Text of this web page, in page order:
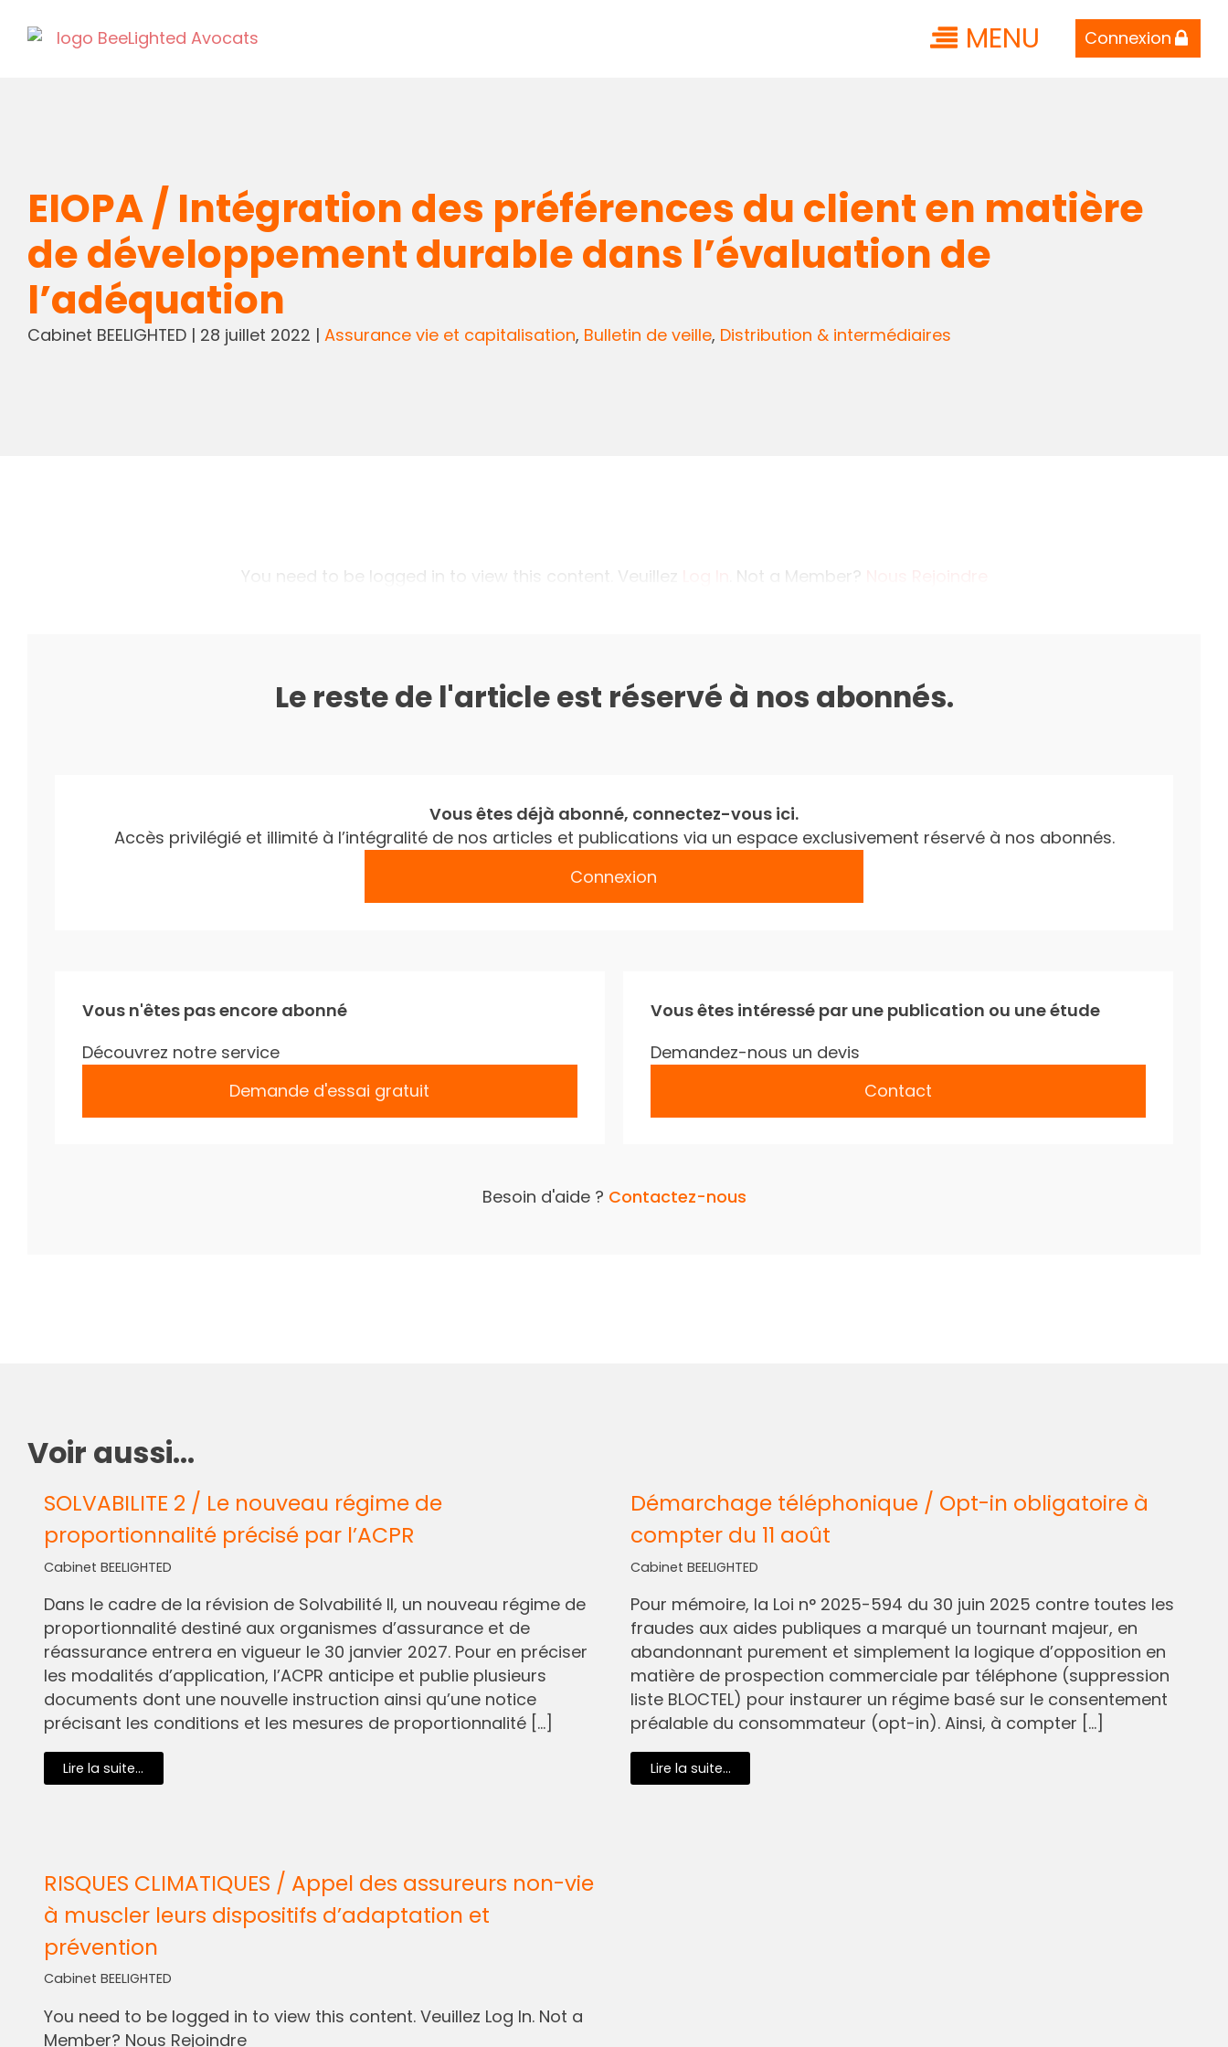
MENU Connexion
EIOPA / Intégration des préférences du client en matière
de développement durable dans l’évaluation de
l’adéquation
Cabinet BEELIGHTED| 28 juillet 2022 | Assurance vie et capitalisation, Bulletin de veille, Distribution & intermédiaires
You need to be logged in to view this content. Veuillez . Not a Member?
Le reste de l'article est réservé à nos abonnés.
Vous êtes déjà abonné, connectez-vous ici.
Accès privilégié et illimité à l’intégralité de nos articles et publications via un espace exclusivement réservé à nos abonnés.
Connexion
Vous n'êtes pas encore abonné
Découvrez notre service
Demande d'essai gratuit
Vous êtes intéressé par une publication ou une étude
Demandez-nous un devis
Contact
Besoin d'aide ? Contactez-nous
Voir aussi...
SOLVABILITE 2 / Le nouveau régime de
proportionnalité précisé par l’ACPR
Cabinet BEELIGHTED
Dans le cadre de la révision de Solvabilité II, un nouveau régime de
proportionnalité destiné aux organismes d’assurance et de
réassurance entrera en vigueur le 30 janvier 2027. Pour en préciser
les modalités d’application, l’ACPR anticipe et publie plusieurs
documents dont une nouvelle instruction ainsi qu’une notice
précisant les conditions et les mesures de proportionnalité […]
Lire la suite...
Démarchage téléphonique / Opt-in obligatoire à
compter du 11 août
Cabinet BEELIGHTED
Pour mémoire, la Loi n° 2025-594 du 30 juin 2025 contre toutes les
fraudes aux aides publiques a marqué un tournant majeur, en
abandonnant purement et simplement la logique d’opposition en
matière de prospection commerciale par téléphone (suppression
liste BLOCTEL) pour instaurer un régime basé sur le consentement
préalable du consommateur (opt-in). Ainsi, à compter […]
Lire la suite...
RISQUES CLIMATIQUES / Appel des assureurs non-vie
à muscler leurs dispositifs d’adaptation et
prévention
Cabinet BEELIGHTED
You need to be logged in to view this content. Veuillez Log In. Not a
Member? Nous Rejoindre